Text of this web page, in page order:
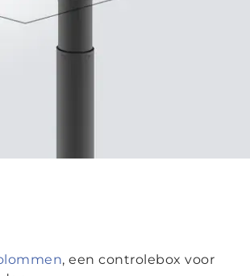
, een controlebox voor